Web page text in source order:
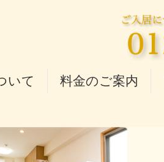
いて 料金のご案内